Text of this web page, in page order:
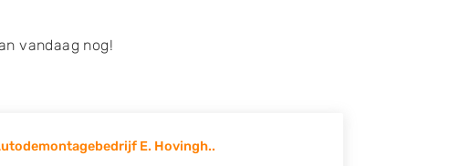
vandaag nog!
E. Hovingh..